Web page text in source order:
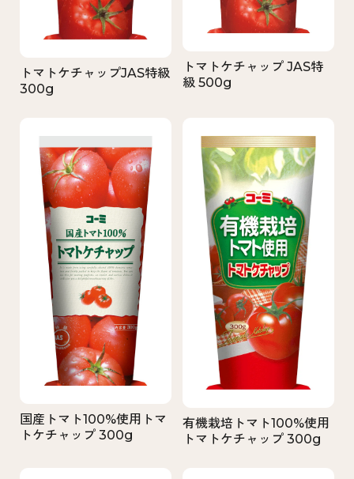
トマトケチャップJAS特級
300g
トマトケチャップ JAS特
級 500g
国産トマト100%使用トマ
トケチャップ 300g
有機栽培トマト100%使用
トマトケチャップ 300g